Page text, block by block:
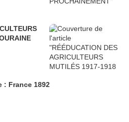
: France 1892